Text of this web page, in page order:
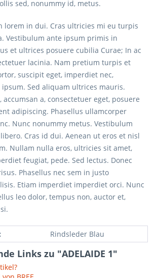
sed, nonummy id, metus.
lorem in dui. Cras ultricies mi eu turpis
Vestibulum ante ipsum primis in
et ultrices posuere cubilia Curae; In ac
lacinia. Nam pretium turpis et
suscipit eget, imperdiet nec,
Sed aliquam ultrices mauris.
accumsan a, consectetuer eget, posuere
adipiscing. Phasellus ullamcorper
Nunc nonummy metus. Vestibulum
Cras id dui. Aenean ut eros et nisl
Nullam nulla eros, ultricies sit amet,
feugiat, pede. Sed lectus. Donec
Phasellus nec sem in justo
Etiam imperdiet imperdiet orci. Nunc
leo dolor, tempus non, auctor et,
Rindsleder Blau
Links zu "ADELAIDE 1"